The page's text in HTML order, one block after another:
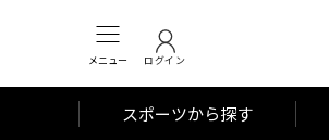
メニュー ログイン
スポーツから探す